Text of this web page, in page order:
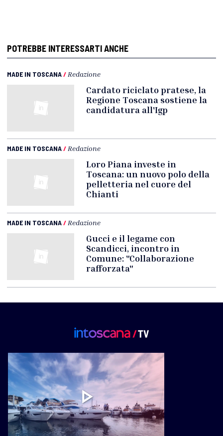
POTREBBE INTERESSARTI ANCHE
MADE IN TOSCANA/ Redazione
Cardato riciclato pratese, la
Regione Toscana sostiene la
candidatura all'Igp
MADE IN TOSCANA/ Redazione
Loro Piana investe in
Toscana: un nuovo polo della
pelletteria nel cuore del
Chianti
MADE IN TOSCANA/ Redazione
Gucci e il legame con
Scandicci, incontro in
Comune: "Collaborazione
rafforzata"